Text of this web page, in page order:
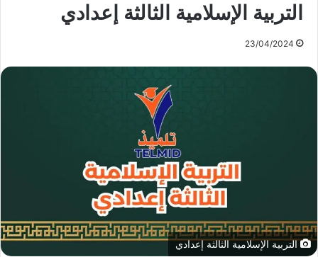
التربية الإسلامية الثالثة إعدادي
23/04/2024
التربية الإسلامية الثالثة إعدادي